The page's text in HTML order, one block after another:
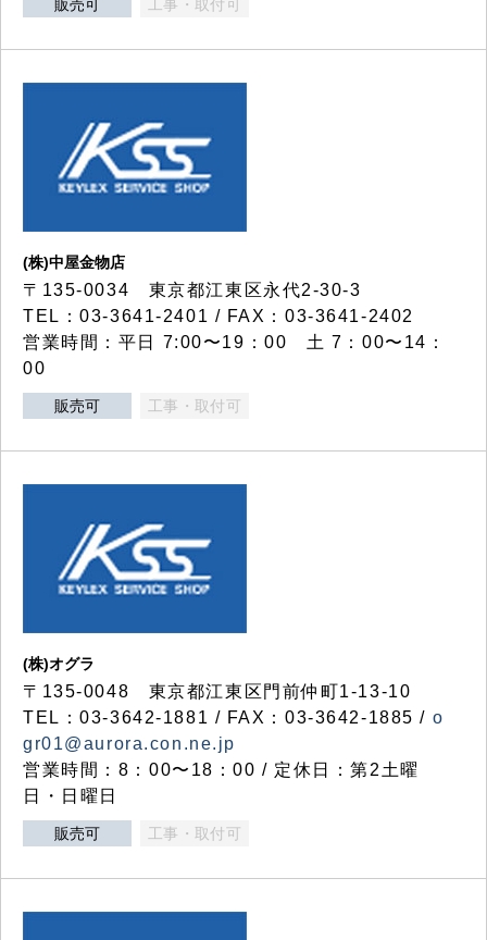
販売可 工事・取付可
(株)中屋金物店
〒135-0034 東京都江東区永代2-30-3
TEL：03-3641-2401 / FAX：03-3641-2402
営業時間：平日 7:00〜19：00 土 7：00〜14：
00
販売可 工事・取付可
(株)オグラ
〒135-0048 東京都江東区門前仲町1-13-10
TEL：03-3642-1881 / FAX：03-3642-1885 / o
gr01@aurora.con.ne.jp
営業時間：8：00〜18：00 / 定休日：第2土曜
日・日曜日
販売可 工事・取付可